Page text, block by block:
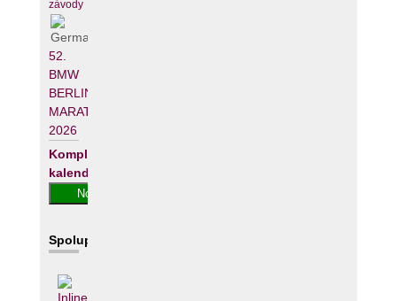
závody
52.
BMW
BERLIN-
MARATHON
2026
Kompletní
kalendář
Spolupracujeme